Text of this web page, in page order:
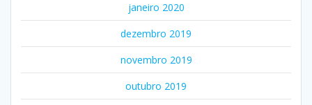
janeiro 2020
dezembro 2019
novembro 2019
outubro 2019